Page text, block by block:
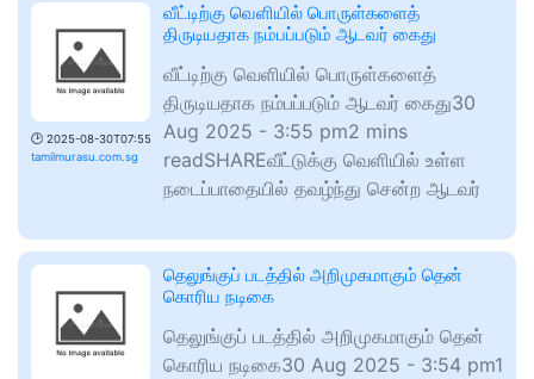
🕑 2025-08-30T07:55
tamilmurasu.com.sg
வீட்டிற்கு வெளியில் பொருள்களைத்
திருடியதாக நம்பப்படும் ஆடவர் கைது
வீட்டிற்கு வெளியில் பொருள்களைத்
திருடியதாக நம்பப்படும் ஆடவர் கைது30
Aug 2025 - 3:55 pm2 mins
readSHAREவீட்டுக்கு வெளியில் உள்ள
நடைப்பாதையில் தவழ்ந்து சென்ற ஆடவர்
தெலுங்குப் படத்தில் அறிமுகமாகும் தென்
கொரிய நடிகை
தெலுங்குப் படத்தில் அறிமுகமாகும் தென்
கொரிய நடிகை30 Aug 2025 - 3:54 pm1